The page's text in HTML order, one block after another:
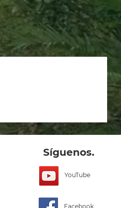
Síguenos.
YouTube
Facebook